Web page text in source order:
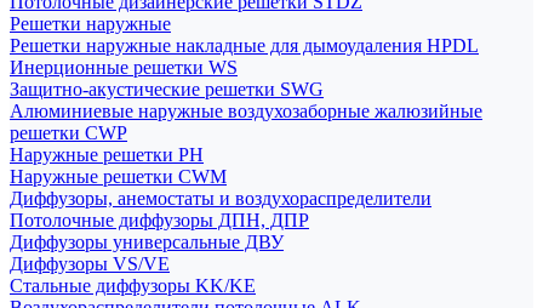
Решетки наружные
Решетки наружные накладные для дымоудаления HPDL
Инерционные решетки WS
Защитно-акустические решетки SWG
Алюминиевые наружные воздухозаборные жалюзийные
решетки CWP
Наружные решетки РН
Наружные решетки CWM
Диффузоры, анемостаты и воздухораспределители
Потолочные диффузоры ДПН, ДПР
Диффузоры универсальные ДВУ
Диффузоры VS/VE
Стальные диффузоры KK/KE